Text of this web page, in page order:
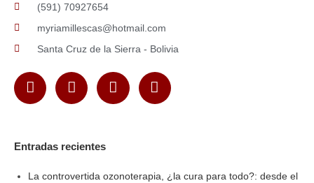
(591) 70927654
myriamillescas@hotmail.com
Santa Cruz de la Sierra - Bolivia
Entradas recientes
La controvertida ozonoterapia, ¿la cura para todo?: desde el